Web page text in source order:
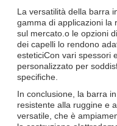
La versatilità della barra
gamma di applicazioni la
sul mercato.o le opzioni
dei capelli lo rendono
esteticiCon vari spessori
personalizzato per
specifiche.
In conclusione, la barra
resistente alla ruggine e
versatile, che è